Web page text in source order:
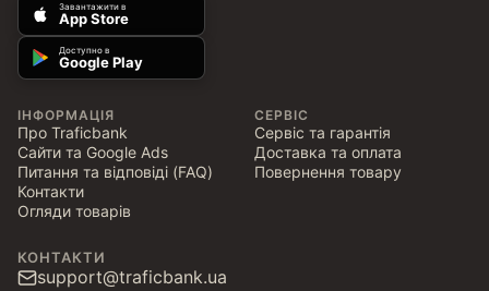
Завантажити в
App Store
Доступно в
Google Play
ІНФОРМАЦІЯ
Про Traficbank
Сайти та Google Ads
Питання та відповіді (FAQ)
Контакти
Огляди товарів
СЕРВІС
Сервіс та гарантія
Доставка та оплата
Повернення товару
КОНТАКТИ
support@traficbank.ua